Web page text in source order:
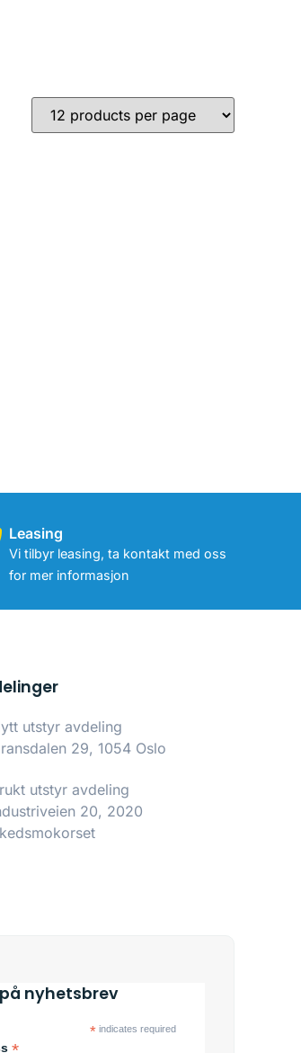
Leasing
Vi tilbyr leasing, ta kontakt med oss
for mer informasjon
utstyr avdeling
29, 1054 Oslo
utstyr avdeling
20, 2020
nyhetsbrev
* indicates required